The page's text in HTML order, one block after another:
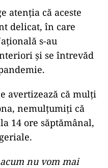
atenția că aceste
delicat, în care
s-au
și se întrevăd
avertizează că mulți
nemulțumiți că
14 ore săptămânal,
nu vom mai